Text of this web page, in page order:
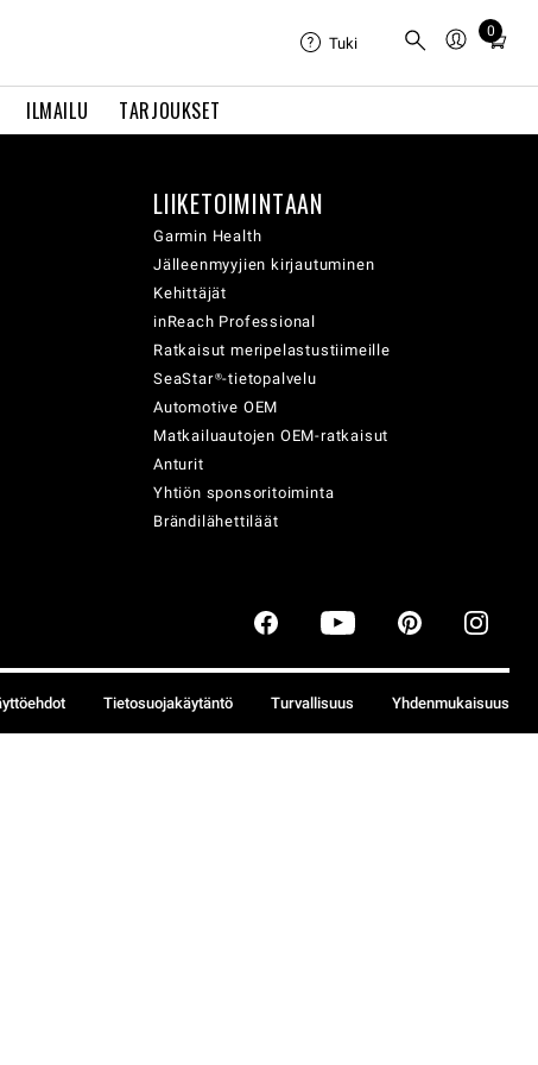
ILMAILU TARJOUKSET
Tuki
0
Total
cart:
LIIKETOIMINTAAN
Garmin Health
Jälleenmyyjien kirjautuminen
Kehittäjät
inReach Professional
Ratkaisut meripelastustiimeille
SeaStar®-tietopalvelu
Automotive OEM
Matkailuautojen OEM-ratkaisut
Anturit
Yhtiön sponsoritoiminta
Brändilähettiläät
Tietosuojakäytäntö Turvallisuus Yhdenmukaisuus